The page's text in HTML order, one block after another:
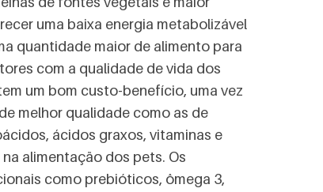
uma baixa energia metabolizável
quantidade maior de alimento para
com a qualidade de vida dos
um bom custo-benefício, uma vez
melhor qualidade como as de
ácidos graxos, vitaminas e
alimentação dos pets. Os
como prebióticos, ômega 3,